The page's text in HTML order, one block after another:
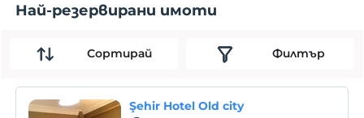
Най-резервирани имоти
Сортирай Филтър
Şehir Hotel Old city